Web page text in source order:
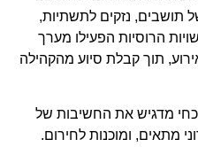
תושבים, נזקים לתשתיות,
הרוסיות הפעילו מערך
תוך קבלת סיוע מהקהילה
מדגיש את החשיבות של
מתאים, ומוכנות לחירום.